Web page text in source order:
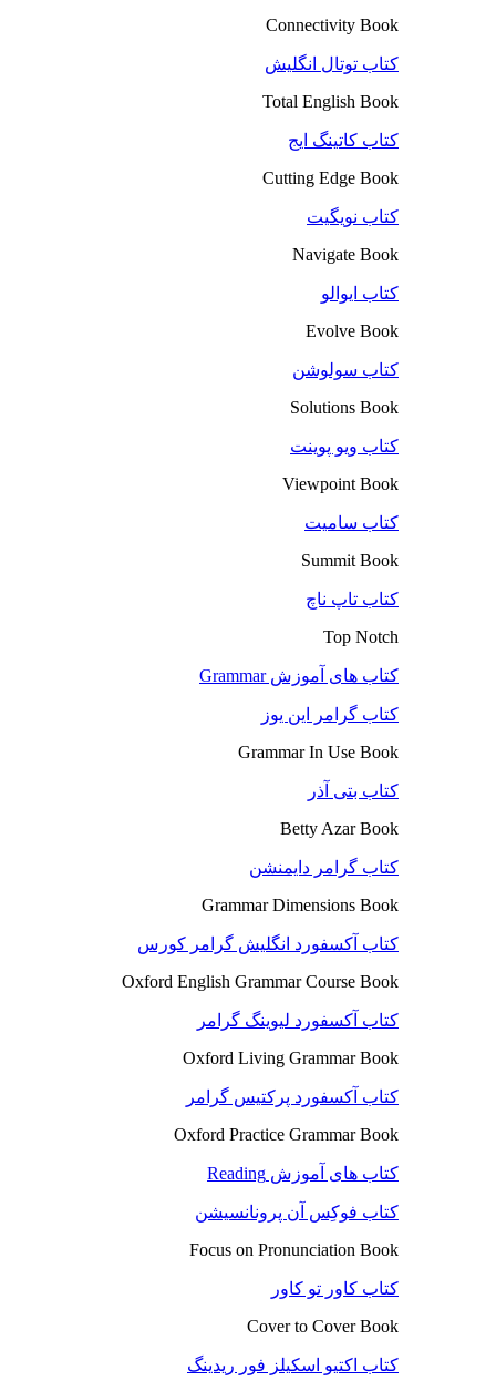
Connectivity Book
کتاب توتال انگلیش
Total English Book
کتاب کاتینگ ایج
Cutting Edge Book
کتاب نویگیت
Navigate Book
کتاب ایوالو
Evolve Book
کتاب سولوشن
Solutions Book
کتاب ویو پوینت
Viewpoint Book
کتاب سامیت
Summit Book
کتاب تاپ ناچ
Top Notch
کتاب های آموزش Grammar
کتاب گرامر این یوز
Grammar In Use Book
کتاب بتی آذر
Betty Azar Book
کتاب گرامر دایمنشن
Grammar Dimensions Book
کتاب آکسفورد انگلیش گرامر کورس
Oxford English Grammar Course Book
کتاب آکسفورد لیوینگ گرامر
Oxford Living Grammar Book
کتاب آکسفورد پرکتیس گرامر
Oxford Practice Grammar Book
کتاب های آموزش Reading
کتاب فوکِس آن پرونانسیشن
Focus on Pronunciation Book
کتاب کاور تو کاور
Cover to Cover Book
کتاب اکتیو اسکیلز فور ریدینگ